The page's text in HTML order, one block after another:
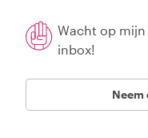
Wacht op
inbox!
Neem